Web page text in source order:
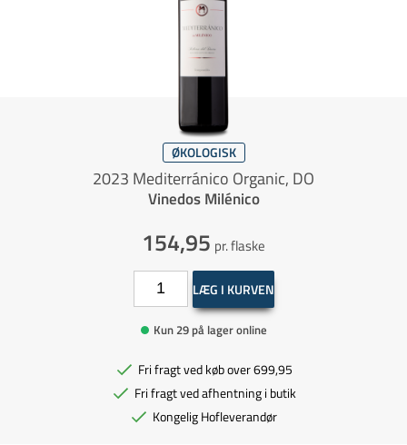
ØKOLOGISK
2023 Mediterránico Organic, DO
Vinedos Milénico
154,95 pr. flaske
LÆG I KURVEN
Kun 29 på lager online
Fri fragt ved køb over 699,95
Fri fragt ved afhentning i butik
Kongelig Hofleverandør